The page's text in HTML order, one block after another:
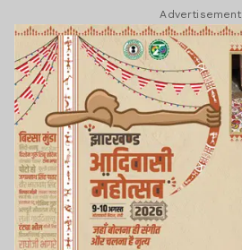
Advertisement